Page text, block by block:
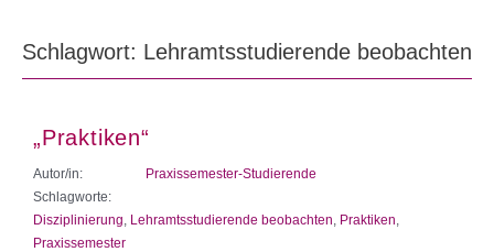
Schlagwort: Lehramtsstudierende beobachten
„Praktiken“
Autor/in:
Praxissemester-Studierende
Schlagworte:
Disziplinierung Lehramtsstudierende beobachten Praktiken
Praxissemester